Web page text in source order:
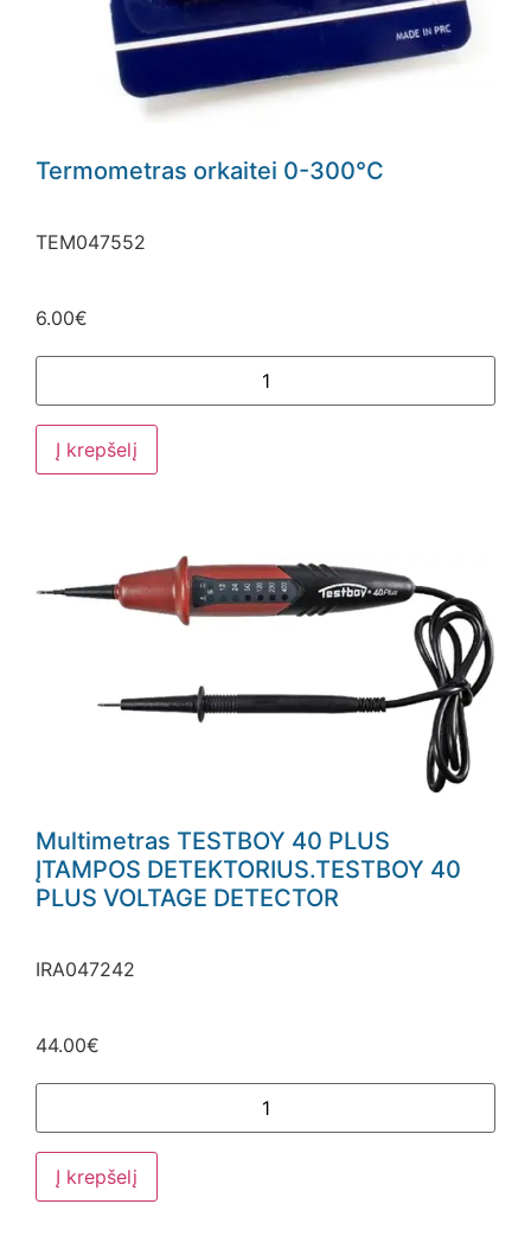
Termometras orkaitei 0-300°C
TEM047552
6.00€
Į krepšelį
Multimetras TESTBOY 40 PLUS
ĮTAMPOS DETEKTORIUS.TESTBOY 40
PLUS VOLTAGE DETECTOR
IRA047242
44.00€
Į krepšelį